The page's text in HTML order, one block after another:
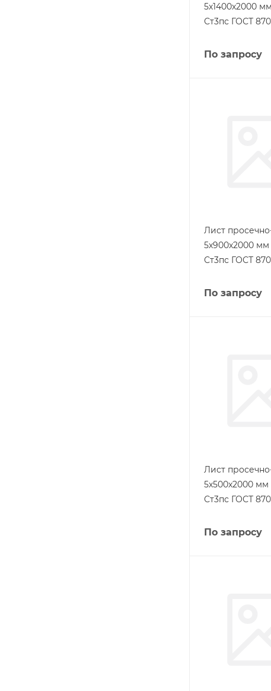
5х1400х2000
Ст3пс ГОСТ
По запросу
Лист
5х900х2000
Ст3пс ГОСТ
По запросу
Лист
5х500х2000
Ст3пс ГОСТ
По запросу